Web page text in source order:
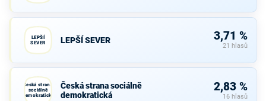
LEPŠÍ
SEVER
LEPŠÍ SEVER 3,71 %
21 hlasů
Česká strana
sociálně
demokratická
Česká strana sociálně
demokratická
2,83 %
16 hlasů